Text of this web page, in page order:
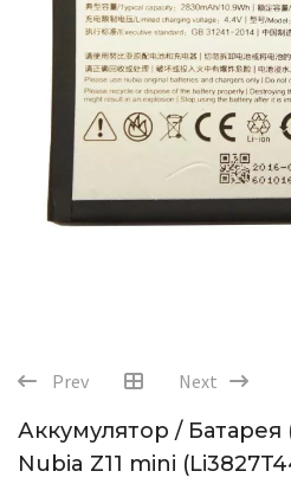
Prev Next
Аккумулятор / Батарея
Nubia Z11 mini